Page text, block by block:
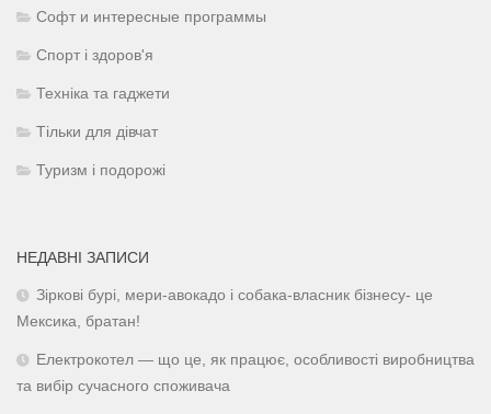
Софт и интересные программы
Спорт і здоров'я
Техніка та гаджети
Тільки для дівчат
Туризм і подорожі
НЕДАВНІ ЗАПИСИ
Зіркові бурі, мери-авокадо і собака-власник бізнесу- це
Мексика, братан!
Електрокотел — що це, як працює, особливості виробництва
та вибір сучасного споживача